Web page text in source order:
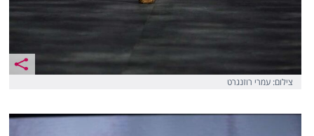
צילום: עמרי רוזנגרט